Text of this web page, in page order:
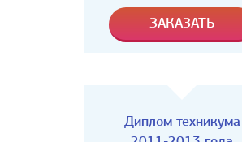
Диплом техникума